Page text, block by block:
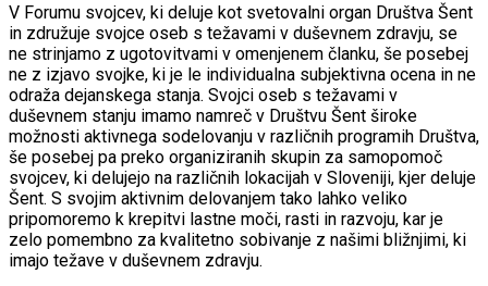
V Forumu svojcev, ki deluje kot svetovalni organ Društva Šent
in združuje svojce oseb s težavami v duševnem zdravju, se
ne strinjamo z ugotovitvami v omenjenem članku, še posebej
ne z izjavo svojke, ki je le individualna subjektivna ocena in ne
odraža dejanskega stanja. Svojci oseb s težavami v
duševnem stanju imamo namreč v Društvu Šent široke
možnosti aktivnega sodelovanju v različnih programih Društva,
še posebej pa preko organiziranih skupin za samopomoč
svojcev, ki delujejo na različnih lokacijah v Sloveniji, kjer deluje
Šent. S svojim aktivnim delovanjem tako lahko veliko
pripomoremo k krepitvi lastne moči, rasti in razvoju, kar je
zelo pomembno za kvalitetno sobivanje z našimi bližnjimi, ki
imajo težave v duševnem zdravju.